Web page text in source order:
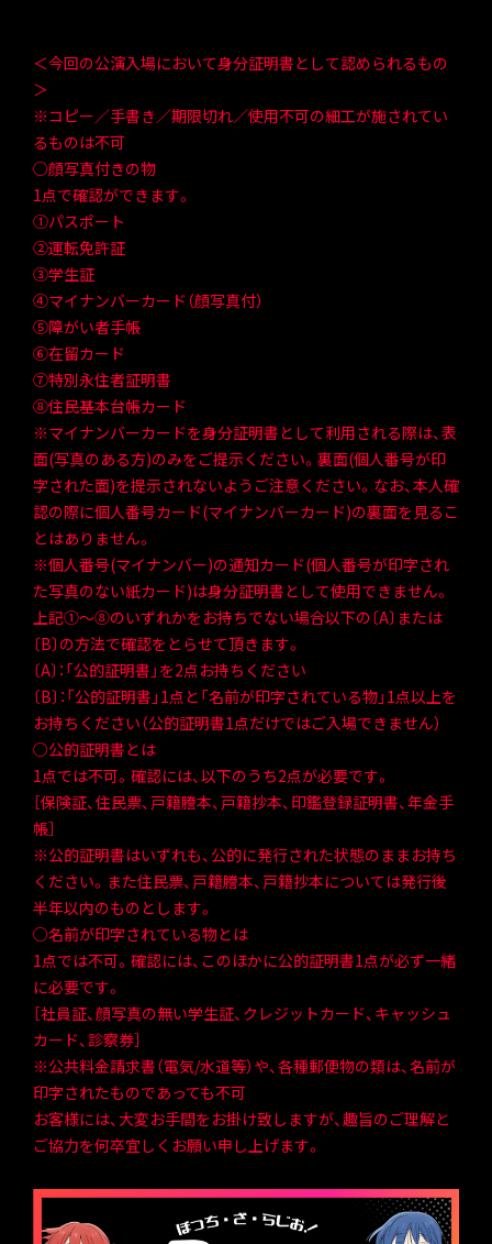
＜今回の公演入場において身分証明書として認められるもの
＞
※コピー／手書き／期限切れ／使用不可の細工が施されてい
るものは不可
○顔写真付きの物
1点で確認ができます。
①パスポート
②運転免許証
③学生証
④マイナンバーカード（顔写真付）
⑤障がい者手帳
⑥在留カード
⑦特別永住者証明書
⑧住民基本台帳カード
※マイナンバーカードを身分証明書として利用される際は、表
面(写真のある方)のみをご提示ください。裏面(個人番号が印
字された面)を提示されないようご注意ください。なお、本人確
認の際に個人番号カード(マイナンバーカード)の裏面を見るこ
とはありません。
※個人番号(マイナンバー)の通知カード(個人番号が印字され
た写真のない紙カード)は身分証明書として使用できません。
上記①～⑧のいずれかをお持ちでない場合以下の〔A〕または
〔B〕の方法で確認をとらせて頂きます。
〔A〕：「公的証明書」を2点お持ちください
〔B〕：「公的証明書」1点と「名前が印字されている物」1点以上を
お持ちください（公的証明書1点だけではご入場できません）
○公的証明書とは
1点では不可。確認には、以下のうち2点が必要です。
［保険証、住民票、戸籍謄本、戸籍抄本、印鑑登録証明書、年金手
帳］
※公的証明書はいずれも、公的に発行された状態のままお持ち
ください。また住民票、戸籍謄本、戸籍抄本については発行後
半年以内のものとします。
○名前が印字されている物とは
1点では不可。確認には、このほかに公的証明書1点が必ず一緒
に必要です。
［社員証、顔写真の無い学生証、クレジットカード、キャッシュ
カード、診察券］
※公共料金請求書（電気/水道等）や、各種郵便物の類は、名前が
印字されたものであっても不可
お客様には、大変お手間をお掛け致しますが、趣旨のご理解と
ご協力を何卒宜しくお願い申し上げます。